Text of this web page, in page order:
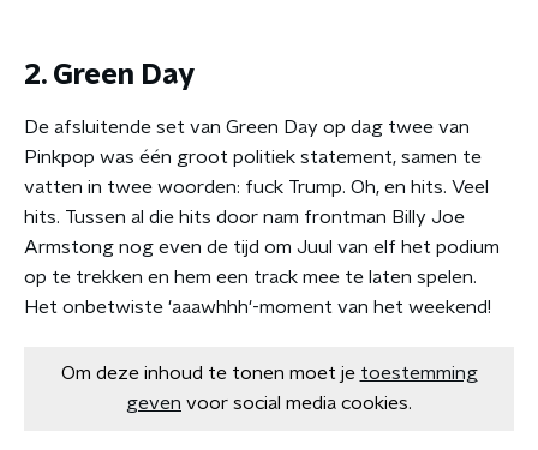
2. Green Day
De afsluitende set van Green Day op dag twee van
Pinkpop was één groot politiek statement, samen te
vatten in twee woorden: fuck Trump. Oh, en hits. Veel
hits. Tussen al die hits door nam frontman Billy Joe
Armstong nog even de tijd om Juul van elf het podium
op te trekken en hem een track mee te laten spelen.
Het onbetwiste 'aaawhhh'-moment van het weekend!
Om deze inhoud te tonen moet je toestemming
geven voor social media cookies.